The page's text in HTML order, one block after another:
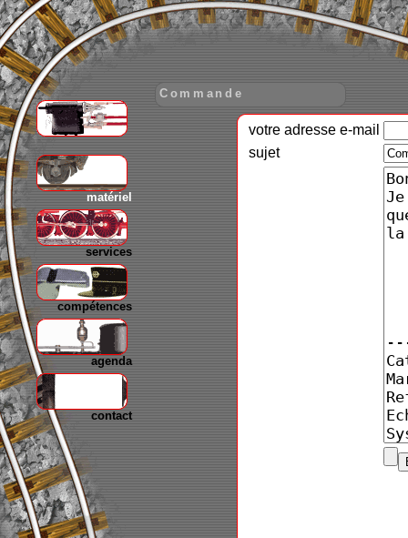
matériel
services
compétences
agenda
contact
Commande
votre adresse e-mail
sujet